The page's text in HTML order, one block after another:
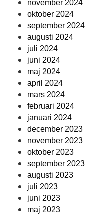
november 2024
oktober 2024
september 2024
augusti 2024
juli 2024
juni 2024
maj 2024
april 2024
mars 2024
februari 2024
januari 2024
december 2023
november 2023
oktober 2023
september 2023
augusti 2023
juli 2023
juni 2023
maj 2023